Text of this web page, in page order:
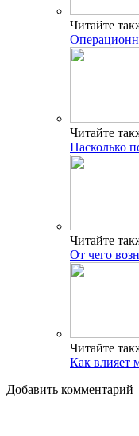
Читайте
Читайте
Насколько
Читайте
От чего
Читайте
Как влияет
Добавить комментарий